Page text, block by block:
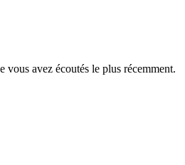
vous avez écoutés le plus récemment.